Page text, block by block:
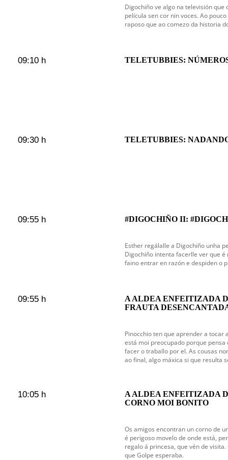
Digochiño ve algo na televisión
película sen cor nin voces. Ao
raposo que ao comezo da historia
09:10 h TELETUBBIES:
09:30 h TELETUBBIES:
09:55 h #DIGOCHIÑO II:
Esther regálalle a Digochiño unha
Digochiño intenta facerlle ver que
faino entrar en razón e despiden o
09:55 h
A ALDEA ENFEITIZADA
FRAUTA
Pinocchio ten que aprender a tocar
está moi preocupado porque
facer o traballo por el. As cousas
ao final, algo máxica si que resulta
10:05 h
A ALDEA ENFEITIZADA
CORNO MOI BONITO
Os amigos encontran un corno de
é perigoso movelo de onde está,
regalo á princesa, que vén de
que Golpe esperaba.